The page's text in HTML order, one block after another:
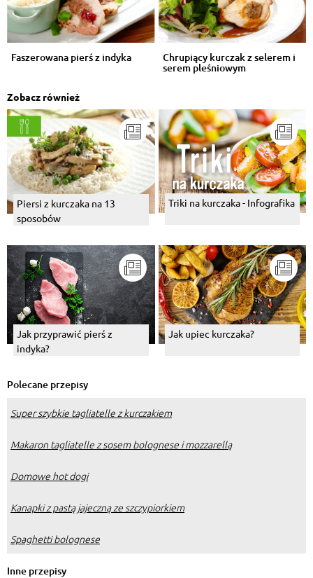
Faszerowana pierś z indyka Chrupiący kurczak z selerem i
serem pleśniowym
Zobacz również
Piersi z kurczaka na 13
sposobów
Triki na kurczaka - Infografika
Jak przyprawić pierś z
indyka?
Jak upiec kurczaka?
Polecane przepisy
Super szybkie tagliatelle z kurczakiem
Makaron tagliatelle z sosem bolognese i mozzarellą
Domowe hot dogi
Kanapki z pastą jajeczną ze szczypiorkiem
Spaghetti bolognese
Inne przepisy